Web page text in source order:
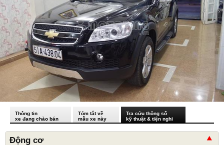
Thông tin
xe đang chào bán
Tóm tắt về
mẫu xe này
Tra cứu thông số
kỹ thuật & tiện nghi
Động cơ